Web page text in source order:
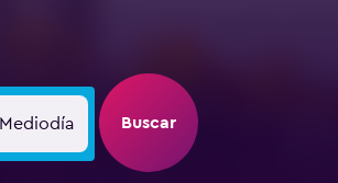
Mediodía Buscar